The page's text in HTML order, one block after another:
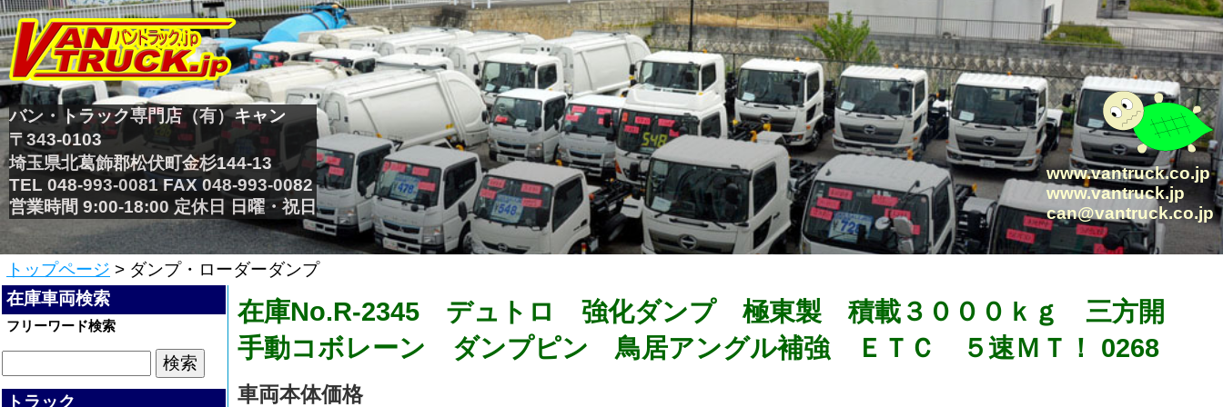
バン・トラック専門店（有）キャン
〒343-0103
埼玉県北葛飾郡松伏町金杉144-13
TEL 048-993-0081 FAX 048-993-0082
営業時間 9:00-18:00 定休日 日曜・祝日
www.vantruck.co.jp
www.vantruck.jp
can@vantruck.co.jp
トップページ > ダンプ・ローダーダンプ
在庫車両検索
フリーワード検索
トラック
在庫No.R-2345 デュトロ 強化ダンプ 極東製 積載３０００ｋｇ 三方開
手動コボレーン ダンプピン 鳥居アングル補強 ＥＴＣ ５速ＭＴ！ 0268
車両本体価格